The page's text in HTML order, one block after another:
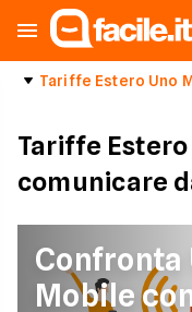
Tariffe Estero Uno
Tariffe
comunicare
Confronta
Mobile